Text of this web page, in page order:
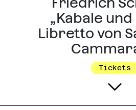
„Kabale und
Libretto von
Tickets